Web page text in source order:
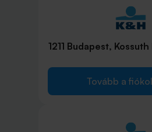
1211 Budapest,
Tovább a